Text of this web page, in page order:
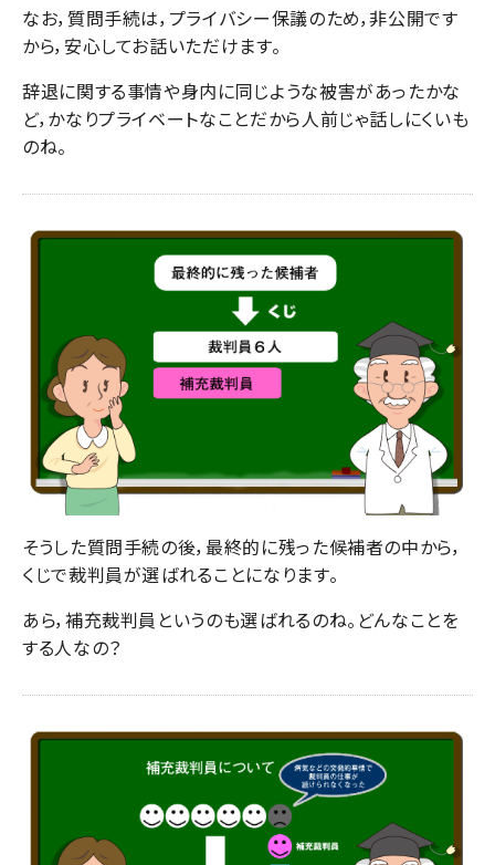
なお，質問手続は，プライバシー保議のため，非公開です
から，安心してお話いただけます。
辞退に関する事情や身内に同じような被害があったかな
ど，かなりプライベートなことだから人前じゃ話しにくいも
のね。
そうした質問手続の後，最終的に残った候補者の中から，
くじで裁判員が選ばれることになります。
あら，補充裁判員というのも選ばれるのね。どんなことを
する人なの？